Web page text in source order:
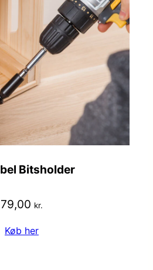
Bitsholder
79,00 kr.
Køb her